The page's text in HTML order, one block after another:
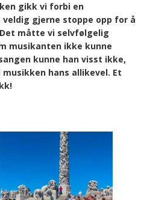
gikk vi forbi en
gjerne stoppe opp for å
måtte vi selvfølgelig
musikanten ikke kunne
kunne han visst ikke,
hans allikevel. Et